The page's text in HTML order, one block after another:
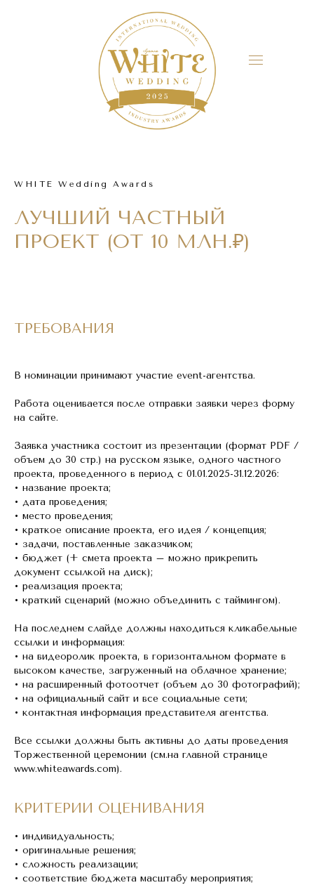
WHITE Wedding Awards
ЛУЧШИЙ ЧАСТНЫЙ
ПРОЕКТ (ОТ 10 МЛН.₽)
ТРЕБОВАНИЯ
В номинации принимают участие event-агентства.
Работа оценивается после отправки заявки через форму
на сайте.
Заявка участника состоит из презентации (формат PDF /
объем до 30 стр.) на русском языке, одного частного
проекта, проведенного в период с 01.01.2025-31.12.2026:
• название проекта;
• дата проведения;
• место проведения;
• краткое описание проекта, его идея / концепция;
• задачи, поставленные заказчиком;
• бюджет (+ смета проекта – можно прикрепить
документ ссылкой на диск);
• реализация проекта;
• краткий сценарий (можно объединить с таймингом).
На последнем слайде должны находиться кликабельные
ссылки и информация:
• на видеоролик проекта, в горизонтальном формате в
высоком качестве, загруженный на облачное хранение;
• на расширенный фотоотчет (объем до 30 фотографий);
• на официальный сайт и все социальные сети;
• контактная информация представителя агентства.
Все ссылки должны быть активны до даты проведения
Торжественной церемонии (см.на главной странице
www.whiteawards.com).
КРИТЕРИИ ОЦЕНИВАНИЯ
• индивидуальность;
• оригинальные решения;
• сложность реализации;
• соответствие бюджета масштабу мероприятия;